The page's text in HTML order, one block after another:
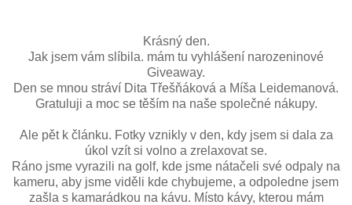
Krásný den.
Jak jsem vám slíbila. mám tu vyhlášení narozeninové
Giveaway.
Den se mnou stráví Dita Třešňáková a Míša Leidemanová.
Gratuluji a moc se těším na naše společné nákupy.
Ale pět k článku. Fotky vznikly v den, kdy jsem si dala za
úkol vzít si volno a zrelaxovat se.
Ráno jsme vyrazili na golf, kde jsme nátačeli své odpaly na
kameru, aby jsme viděli kde chybujeme, a odpoledne jsem
zašla s kamarádkou na kávu. Místo kávy, kterou mám